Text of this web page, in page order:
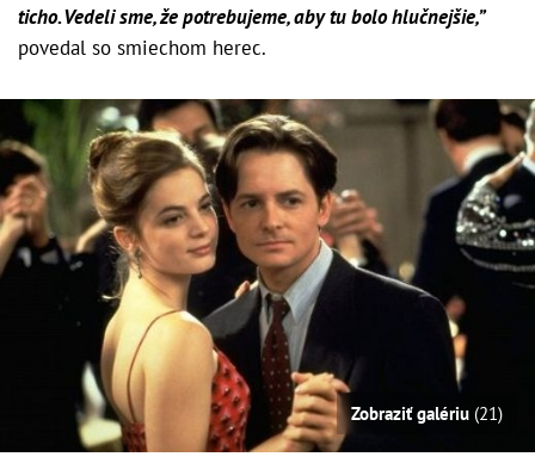
ticho. Vedeli sme, že potrebujeme, aby tu bolo hlučnejšie,”
povedal so smiechom herec.
Zobraziť galériu (21)